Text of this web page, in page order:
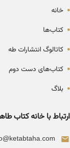
• خانه
• کتاب‌ها
• کاتالوگ انتشارات طه
• کتاب‌های دست دوم
• بلاگ
ارتباط با خانه کتاب